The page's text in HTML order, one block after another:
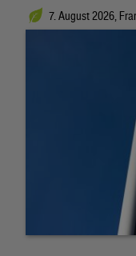
7. August 2026,